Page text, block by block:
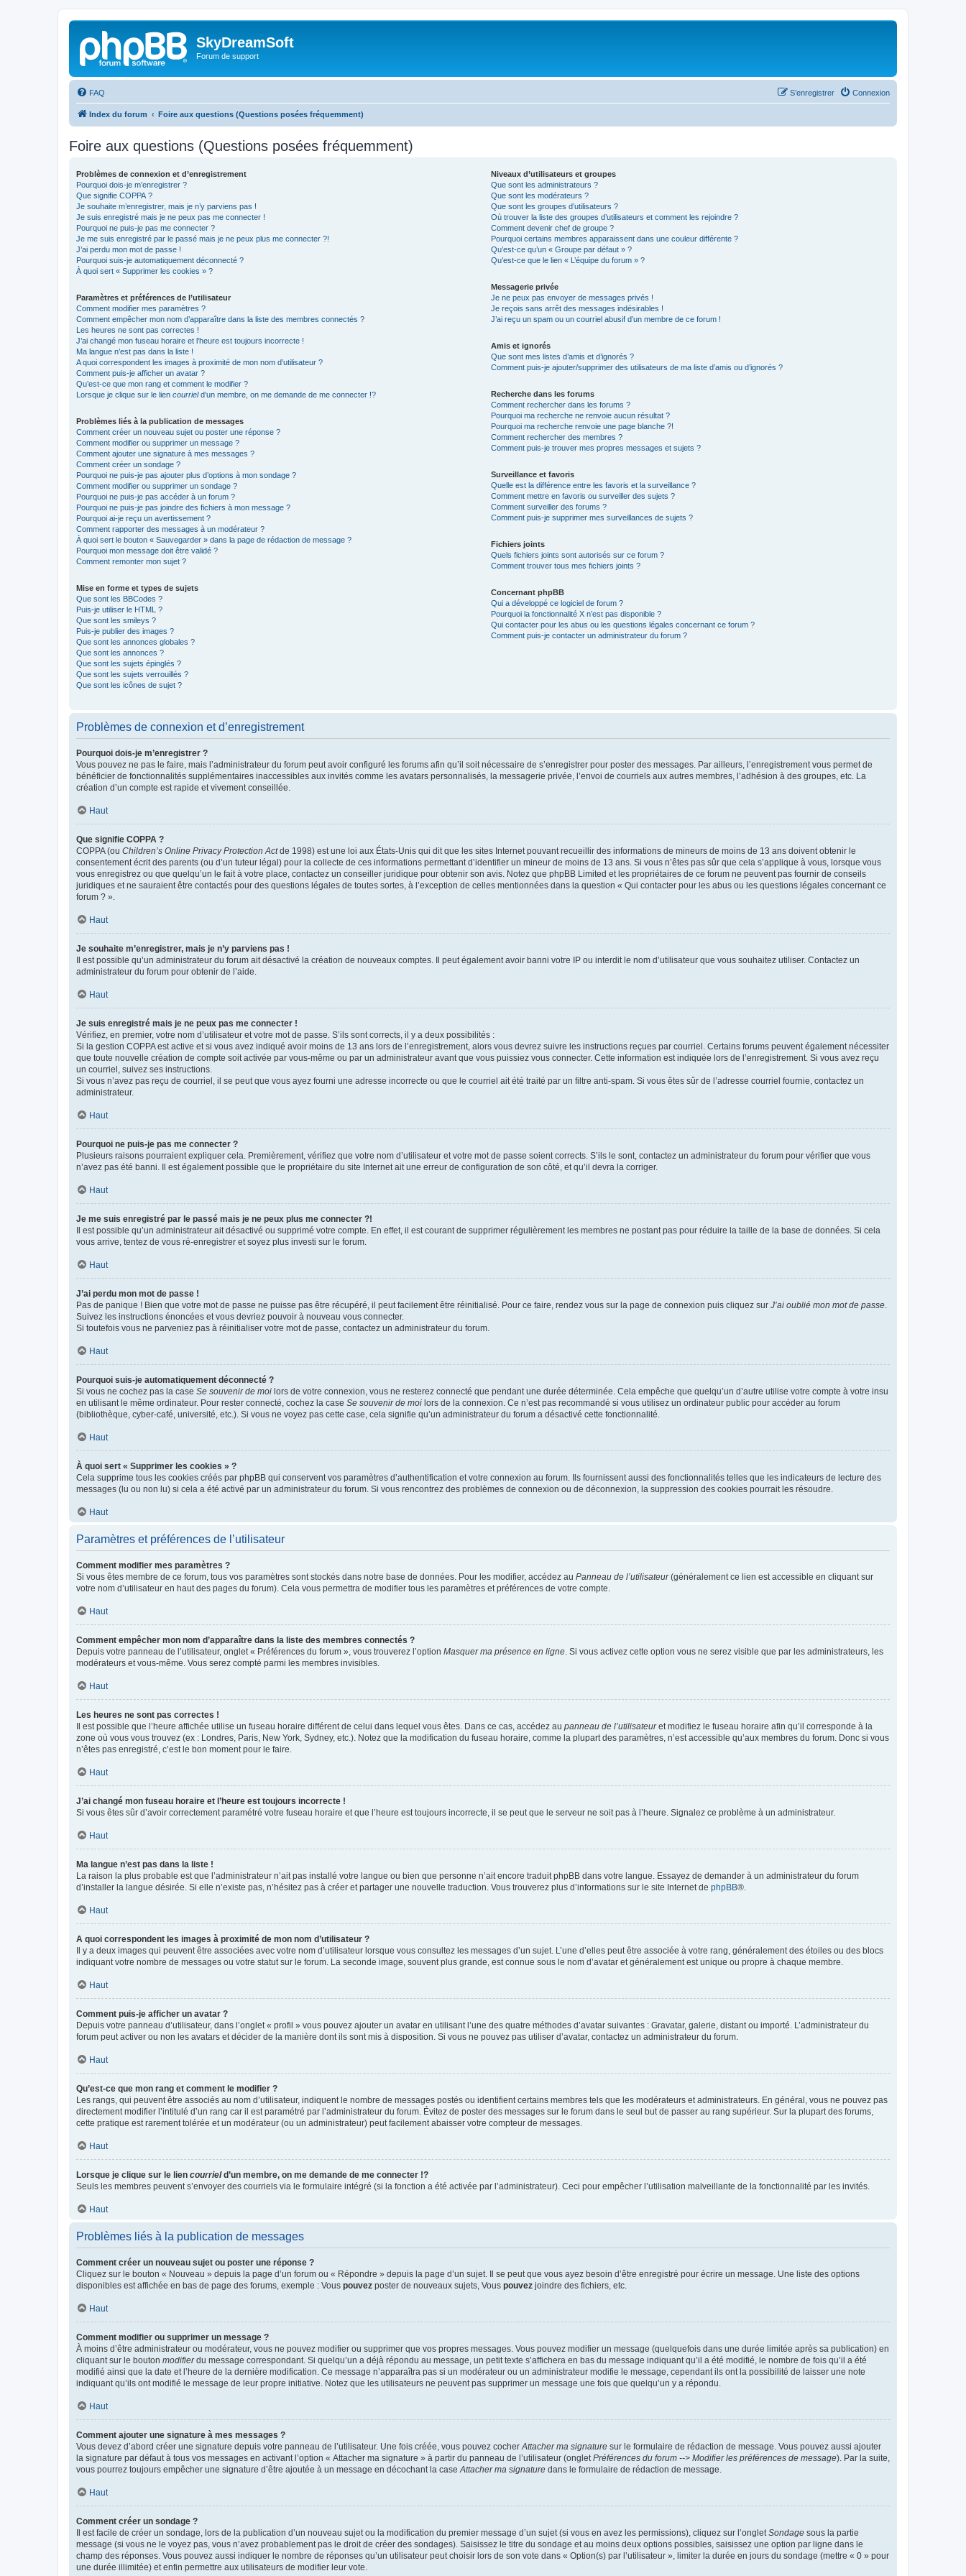
SkyDreamSoft
Forum de support
FAQ Connexion
S’enregistrer
Index du forum Foire aux questions (Questions posées fréquemment)
Foire aux questions (Questions posées fréquemment)
Problèmes de connexion et d’enregistrement
Pourquoi dois-je m’enregistrer ?
Que signifie COPPA ?
Je souhaite m’enregistrer, mais je n’y parviens pas !
Je suis enregistré mais je ne peux pas me connecter !
Pourquoi ne puis-je pas me connecter ?
Je me suis enregistré par le passé mais je ne peux plus me connecter ?!
J’ai perdu mon mot de passe !
Pourquoi suis-je automatiquement déconnecté ?
À quoi sert « Supprimer les cookies » ?
Paramètres et préférences de l’utilisateur
Comment modifier mes paramètres ?
Comment empêcher mon nom d’apparaître dans la liste des membres connectés ?
Les heures ne sont pas correctes !
J’ai changé mon fuseau horaire et l’heure est toujours incorrecte !
Ma langue n’est pas dans la liste !
A quoi correspondent les images à proximité de mon nom d’utilisateur ?
Comment puis-je afficher un avatar ?
Qu’est-ce que mon rang et comment le modifier ?
Lorsque je clique sur le lien courrield’un membre, on me demande de me connecter !?
Problèmes liés à la publication de messages
Comment créer un nouveau sujet ou poster une réponse ?
Comment modifier ou supprimer un message ?
Comment ajouter une signature à mes messages ?
Comment créer un sondage ?
Pourquoi ne puis-je pas ajouter plus d’options à mon sondage ?
Comment modifier ou supprimer un sondage ?
Pourquoi ne puis-je pas accéder à un forum ?
Pourquoi ne puis-je pas joindre des fichiers à mon message ?
Pourquoi ai-je reçu un avertissement ?
Comment rapporter des messages à un modérateur ?
À quoi sert le bouton « Sauvegarder » dans la page de rédaction de message ?
Pourquoi mon message doit être validé ?
Comment remonter mon sujet ?
Mise en forme et types de sujets
Que sont les BBCodes ?
Puis-je utiliser le HTML ?
Que sont les smileys ?
Puis-je publier des images ?
Que sont les annonces globales ?
Que sont les annonces ?
Que sont les sujets épinglés ?
Que sont les sujets verrouillés ?
Que sont les icônes de sujet ?
Niveaux d’utilisateurs et groupes
Que sont les administrateurs ?
Que sont les modérateurs ?
Que sont les groupes d’utilisateurs ?
Où trouver la liste des groupes d’utilisateurs et comment les rejoindre ?
Comment devenir chef de groupe ?
Pourquoi certains membres apparaissent dans une couleur différente ?
Qu’est-ce qu’un « Groupe par défaut » ?
Qu’est-ce que le lien « L’équipe du forum » ?
Messagerie privée
Je ne peux pas envoyer de messages privés !
Je reçois sans arrêt des messages indésirables !
J’ai reçu un spam ou un courriel abusif d’un membre de ce forum !
Amis et ignorés
Que sont mes listes d’amis et d’ignorés ?
Comment puis-je ajouter/supprimer des utilisateurs de ma liste d’amis ou d’ignorés ?
Recherche dans les forums
Comment rechercher dans les forums ?
Pourquoi ma recherche ne renvoie aucun résultat ?
Pourquoi ma recherche renvoie une page blanche ?!
Comment rechercher des membres ?
Comment puis-je trouver mes propres messages et sujets ?
Surveillance et favoris
Quelle est la différence entre les favoris et la surveillance ?
Comment mettre en favoris ou surveiller des sujets ?
Comment surveiller des forums ?
Comment puis-je supprimer mes surveillances de sujets ?
Fichiers joints
Quels fichiers joints sont autorisés sur ce forum ?
Comment trouver tous mes fichiers joints ?
Concernant phpBB
Qui a développé ce logiciel de forum ?
Pourquoi la fonctionnalité X n’est pas disponible ?
Qui contacter pour les abus ou les questions légales concernant ce forum ?
Comment puis-je contacter un administrateur du forum ?
Problèmes de connexion et d’enregistrement
Pourquoi dois-je m’enregistrer ?
Vous pouvez ne pas le faire, mais l’administrateur du forum peut avoir configuré les forums afin qu’il soit nécessaire de s’enregistrer pour poster des messages. Par ailleurs, l’enregistrement vous permet de
bénéficier de fonctionnalités supplémentaires inaccessibles aux invités comme les avatars personnalisés, la messagerie privée, l’envoi de courriels aux autres membres, l’adhésion à des groupes, etc. La
création d’un compte est rapide et vivement conseillée.
Haut
Que signifie COPPA ?
COPPA (ou Children’s Online Privacy Protection Actde 1998) est une loi aux États-Unis qui dit que les sites Internet pouvant recueillir des informations de mineurs de moins de 13 ans doivent obtenir le
consentement écrit des parents (ou d’un tuteur légal) pour la collecte de ces informations permettant d’identifier un mineur de moins de 13 ans. Si vous n’êtes pas sûr que cela s’applique à vous, lorsque vous
vous enregistrez ou que quelqu’un le fait à votre place, contactez un conseiller juridique pour obtenir son avis. Notez que phpBB Limited et les propriétaires de ce forum ne peuvent pas fournir de conseils
juridiques et ne sauraient être contactés pour des questions légales de toutes sortes, à l’exception de celles mentionnées dans la question « Qui contacter pour les abus ou les questions légales concernant ce
forum ? ».
Haut
Je souhaite m’enregistrer, mais je n’y parviens pas !
Il est possible qu’un administrateur du forum ait désactivé la création de nouveaux comptes. Il peut également avoir banni votre IP ou interdit le nom d’utilisateur que vous souhaitez utiliser. Contactez un
administrateur du forum pour obtenir de l’aide.
Haut
Je suis enregistré mais je ne peux pas me connecter !
Vérifiez, en premier, votre nom d’utilisateur et votre mot de passe. S’ils sont corrects, il y a deux possibilités :
Si la gestion COPPA est active et si vous avez indiqué avoir moins de 13 ans lors de l’enregistrement, alors vous devrez suivre les instructions reçues par courriel. Certains forums peuvent également nécessiter
que toute nouvelle création de compte soit activée par vous-même ou par un administrateur avant que vous puissiez vous connecter. Cette information est indiquée lors de l’enregistrement. Si vous avez reçu
un courriel, suivez ses instructions.
Si vous n’avez pas reçu de courriel, il se peut que vous ayez fourni une adresse incorrecte ou que le courriel ait été traité par un filtre anti-spam. Si vous êtes sûr de l’adresse courriel fournie, contactez un
administrateur.
Haut
Pourquoi ne puis-je pas me connecter ?
Plusieurs raisons pourraient expliquer cela. Premièrement, vérifiez que votre nom d’utilisateur et votre mot de passe soient corrects. S’ils le sont, contactez un administrateur du forum pour vérifier que vous
n’avez pas été banni. Il est également possible que le propriétaire du site Internet ait une erreur de configuration de son côté, et qu’il devra la corriger.
Haut
Je me suis enregistré par le passé mais je ne peux plus me connecter ?!
Il est possible qu’un administrateur ait désactivé ou supprimé votre compte. En effet, il est courant de supprimer régulièrement les membres ne postant pas pour réduire la taille de la base de données. Si cela
vous arrive, tentez de vous ré-enregistrer et soyez plus investi sur le forum.
Haut
J’ai perdu mon mot de passe !
Pas de panique ! Bien que votre mot de passe ne puisse pas être récupéré, il peut facilement être réinitialisé. Pour ce faire, rendez vous sur la page de connexion puis cliquez sur J’ai oublié mon mot de passe
Suivez les instructions énoncées et vous devriez pouvoir à nouveau vous connecter.
Si toutefois vous ne parveniez pas à réinitialiser votre mot de passe, contactez un administrateur du forum.
Haut
Pourquoi suis-je automatiquement déconnecté ?
Si vous ne cochez pas la case Se souvenir de moi lors de votre connexion, vous ne resterez connecté que pendant une durée déterminée. Cela empêche que quelqu’un d’autre utilise votre compte à votre insu
en utilisant le même ordinateur. Pour rester connecté, cochez la case Se souvenir de moi lors de la connexion. Ce n’est pas recommandé si vous utilisez un ordinateur public pour accéder au forum
(bibliothèque, cyber-café, université, etc.). Si vous ne voyez pas cette case, cela signifie qu’un administrateur du forum a désactivé cette fonctionnalité.
Haut
À quoi sert « Supprimer les cookies » ?
Cela supprime tous les cookies créés par phpBB qui conservent vos paramètres d’authentification et votre connexion au forum. Ils fournissent aussi des fonctionnalités telles que les indicateurs de lecture des
messages (lu ou non lu) si cela a été activé par un administrateur du forum. Si vous rencontrez des problèmes de connexion ou de déconnexion, la suppression des cookies pourrait les résoudre.
Haut
Paramètres et préférences de l’utilisateur
Comment modifier mes paramètres ?
Si vous êtes membre de ce forum, tous vos paramètres sont stockés dans notre base de données. Pour les modifier, accédez au Panneau de l’utilisateur(généralement ce lien est accessible en cliquant sur
votre nom d’utilisateur en haut des pages du forum). Cela vous permettra de modifier tous les paramètres et préférences de votre compte.
Haut
Comment empêcher mon nom d’apparaître dans la liste des membres connectés ?
Depuis votre panneau de l’utilisateur, onglet « Préférences du forum », vous trouverez l’option Masquer ma présence en ligne . Si vous activez cette option vous ne serez visible que par les administrateurs, les
modérateurs et vous-même. Vous serez compté parmi les membres invisibles.
Haut
Les heures ne sont pas correctes !
Il est possible que l’heure affichée utilise un fuseau horaire différent de celui dans lequel vous êtes. Dans ce cas, accédez au panneau de l’utilisateuret modifiez le fuseau horaire afin qu’il corresponde à la
zone où vous vous trouvez (ex : Londres, Paris, New York, Sydney, etc.). Notez que la modification du fuseau horaire, comme la plupart des paramètres, n’est accessible qu’aux membres du forum. Donc si vous
n’êtes pas enregistré, c’est le bon moment pour le faire.
Haut
J’ai changé mon fuseau horaire et l’heure est toujours incorrecte !
Si vous êtes sûr d’avoir correctement paramétré votre fuseau horaire et que l’heure est toujours incorrecte, il se peut que le serveur ne soit pas à l’heure. Signalez ce problème à un administrateur.
Haut
Ma langue n’est pas dans la liste !
La raison la plus probable est que l’administrateur n’ait pas installé votre langue ou bien que personne n’ait encore traduit phpBB dans votre langue. Essayez de demander à un administrateur du forum
d’installer la langue désirée. Si elle n’existe pas, n’hésitez pas à créer et partager une nouvelle traduction. Vous trouverez plus d’informations sur le site Internet de phpBB®.
Haut
A quoi correspondent les images à proximité de mon nom d’utilisateur ?
Il y a deux images qui peuvent être associées avec votre nom d’utilisateur lorsque vous consultez les messages d’un sujet. L’une d’elles peut être associée à votre rang, généralement des étoiles ou des blocs
indiquant votre nombre de messages ou votre statut sur le forum. La seconde image, souvent plus grande, est connue sous le nom d’avatar et généralement est unique ou propre à chaque membre.
Haut
Comment puis-je afficher un avatar ?
Depuis votre panneau d’utilisateur, dans l’onglet « profil » vous pouvez ajouter un avatar en utilisant l’une des quatre méthodes d’avatar suivantes : Gravatar, galerie, distant ou importé. L’administrateur du
forum peut activer ou non les avatars et décider de la manière dont ils sont mis à disposition. Si vous ne pouvez pas utiliser d’avatar, contactez un administrateur du forum.
Haut
Qu’est-ce que mon rang et comment le modifier ?
Les rangs, qui peuvent être associés au nom d’utilisateur, indiquent le nombre de messages postés ou identifient certains membres tels que les modérateurs et administrateurs. En général, vous ne pouvez pas
directement modifier l’intitulé d’un rang car il est paramétré par l’administrateur du forum. Évitez de poster des messages sur le forum dans le seul but de passer au rang supérieur. Sur la plupart des forums,
cette pratique est rarement tolérée et un modérateur (ou un administrateur) peut facilement abaisser votre compteur de messages.
Haut
Lorsque je clique sur le lien courrield’un membre, on me demande de me connecter !?
Seuls les membres peuvent s’envoyer des courriels via le formulaire intégré (si la fonction a été activée par l’administrateur). Ceci pour empêcher l’utilisation malveillante de la fonctionnalité par les invités.
Haut
Problèmes liés à la publication de messages
Comment créer un nouveau sujet ou poster une réponse ?
Cliquez sur le bouton « Nouveau » depuis la page d’un forum ou « Répondre » depuis la page d’un sujet. Il se peut que vous ayez besoin d’être enregistré pour écrire un message. Une liste des options
disponibles est affichée en bas de page des forums, exemple : Vous pouvez poster de nouveaux sujets, Vous pouvez joindre des fichiers, etc.
Haut
Comment modifier ou supprimer un message ?
À moins d’être administrateur ou modérateur, vous ne pouvez modifier ou supprimer que vos propres messages. Vous pouvez modifier un message (quelquefois dans une durée limitée après sa publication) en
cliquant sur le bouton modifierdu message correspondant. Si quelqu’un a déjà répondu au message, un petit texte s’affichera en bas du message indiquant qu’il a été modifié, le nombre de fois qu’il a été
modifié ainsi que la date et l’heure de la dernière modification. Ce message n’apparaîtra pas si un modérateur ou un administrateur modifie le message, cependant ils ont la possibilité de laisser une note
indiquant qu’ils ont modifié le message de leur propre initiative. Notez que les utilisateurs ne peuvent pas supprimer un message une fois que quelqu’un y a répondu.
Haut
Comment ajouter une signature à mes messages ?
Vous devez d’abord créer une signature depuis votre panneau de l’utilisateur. Une fois créée, vous pouvez cocher Attacher ma signature sur le formulaire de rédaction de message. Vous pouvez aussi ajouter
la signature par défaut à tous vos messages en activant l’option « Attacher ma signature » à partir du panneau de l’utilisateur (onglet Préférences du forum --> Modifier les préférences de message). Par la suite,
vous pourrez toujours empêcher une signature d’être ajoutée à un message en décochant la case Attacher ma signature dans le formulaire de rédaction de message.
Haut
Comment créer un sondage ?
Il est facile de créer un sondage, lors de la publication d’un nouveau sujet ou la modification du premier message d’un sujet (si vous en avez les permissions), cliquez sur l’onglet Sondage sous la partie
message (si vous ne le voyez pas, vous n’avez probablement pas le droit de créer des sondages). Saisissez le titre du sondage et au moins deux options possibles, saisissez une option par ligne dans le
champ des réponses. Vous pouvez aussi indiquer le nombre de réponses qu’un utilisateur peut choisir lors de son vote dans « Option(s) par l’utilisateur », limiter la durée en jours du sondage (mettre « 0 » pour
une durée illimitée) et enfin permettre aux utilisateurs de modifier leur vote.